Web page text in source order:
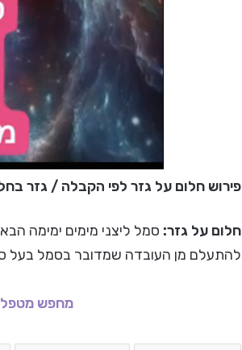
פירוש חלום על גזר לפי הקבלה / גזר
חלום על גזר: סמל ליצני מימים ימימה
להתעלם מן העובדה שמדובר בסמל בעל
מחפש